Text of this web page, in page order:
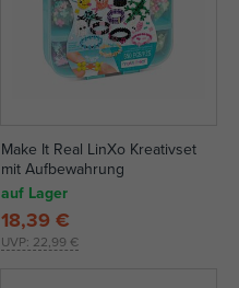
Make It Real LinXo Kreativset
mit Aufbewahrung
auf Lager
UVP: 22,99 €
18,39 €